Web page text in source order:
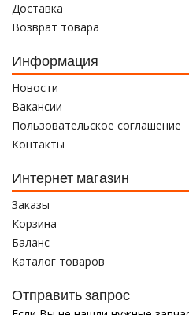
Доставка
Возврат товара
Информация
Новости
Вакансии
Пользовательское соглашение
Контакты
Интернет магазин
Заказы
Корзина
Баланс
Каталог товаров
Отправить запрос